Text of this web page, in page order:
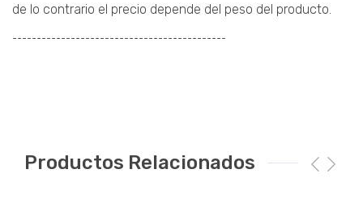
de lo contrario el precio depende del peso del producto.
¯¯¯¯¯¯¯¯¯¯¯¯¯¯¯¯¯¯¯¯¯¯¯¯¯¯¯¯¯¯¯¯¯¯¯¯¯¯¯¯¯¯¯¯
Productos Relacionados